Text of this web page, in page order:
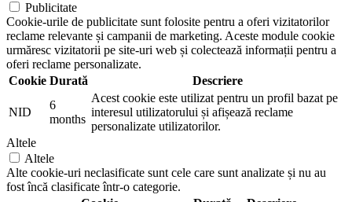
Publicitate
Cookie-urile de publicitate sunt folosite pentru a oferi vizitatorilor
reclame relevante și campanii de marketing. Aceste module cookie
urmăresc vizitatorii pe site-uri web și colectează informații pentru a
oferi reclame personalizate.
Cookie Durată Descriere
NID
6
months
Acest cookie este utilizat pentru un profil bazat pe
interesul utilizatorului și afișează reclame
personalizate utilizatorilor.
Altele
Altele
Alte cookie-uri neclasificate sunt cele care sunt analizate și nu au
fost încă clasificate într-o categorie.